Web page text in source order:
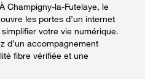
Champigny-la-Futelaye, le
les portes d’un internet
votre vie numérique.
d’un accompagnement
fibre vérifiée et une